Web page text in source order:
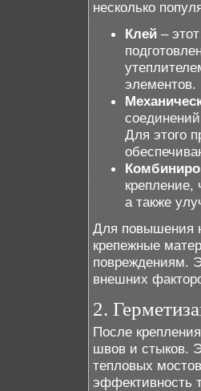
несколько
Клей –
элементов.
Для этого
крепление,
а также
Для повышения
крепежные
повреждениям.
внешних
2.
После
швов и стыков.
тепловых
эффективность